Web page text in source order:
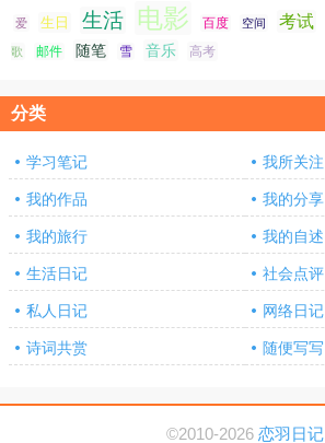
爱 生日 生活 电影 百度 空间 考试
歌 邮件 随笔 雪 音乐 高考
分类
学习笔记 我所关注
我的作品 我的分享
我的旅行 我的自述
生活日记 社会点评
私人日记 网络日记
诗词共赏 随便写写
©2010-2026 恋羽日记